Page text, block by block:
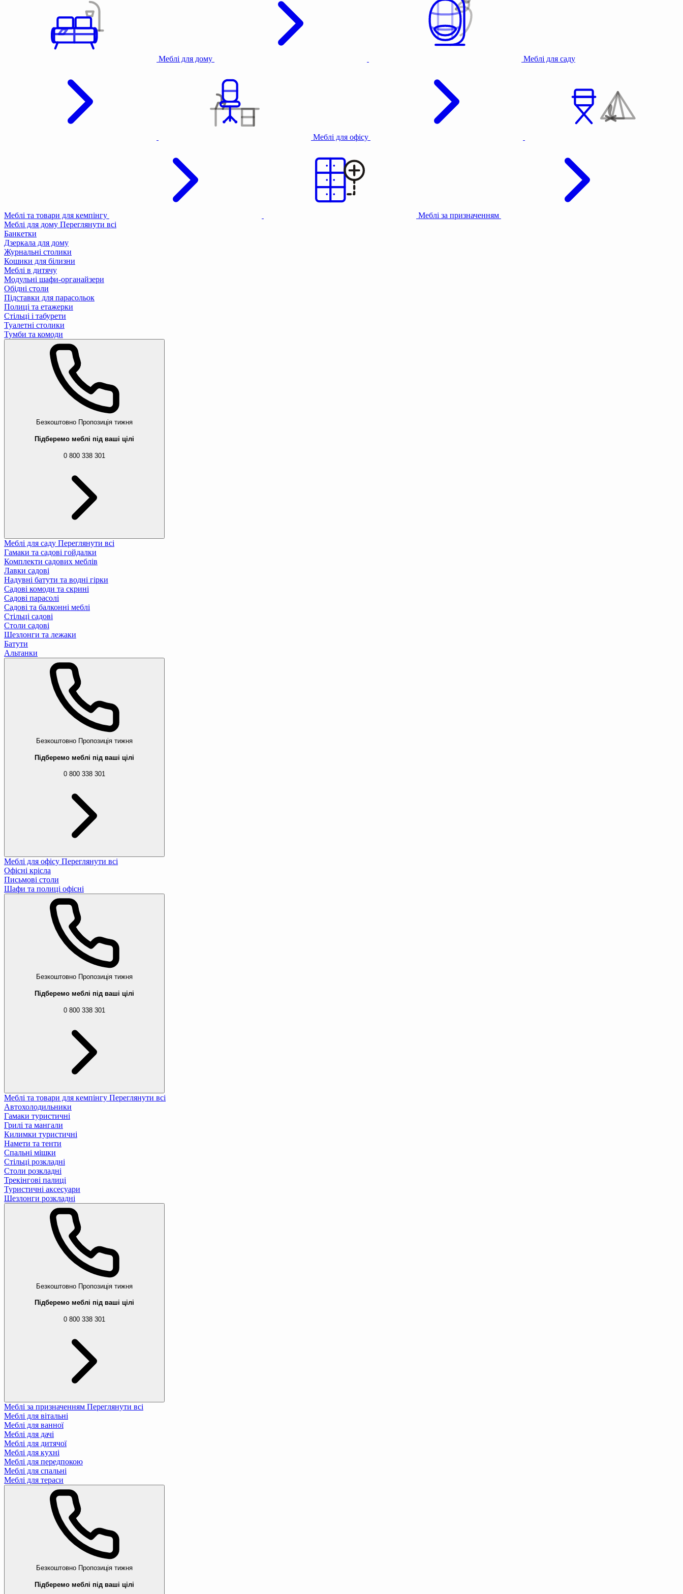
Меблі для дому Меблі для саду
Меблі для офісу
Меблі та товари для кемпінгу
Меблі за призначенням
Меблі для дому Переглянути всі
Банкетки
Дзеркала для дому
Журнальні столики
Кошики для білизни
Меблі в дитячу
Модульні шафи-органайзери
Обідні столи
Підставки для парасольок
Полиці та етажерки
Стільці і табурети
Туалетні столики
Тумби та комоди
Безкоштовно Пропозиція тижня
Підберемо меблі під ваші цілі
0 800 338 301
Меблі для саду Переглянути всі
Гамаки та садові гойдалки
Комплекти садових меблів
Лавки садові
Надувні батути та водні гірки
Садові комоди та скрині
Садові парасолі
Садові та балконні меблі
Стільці садові
Столи садові
Шезлонги та лежаки
Батути
Альтанки
Безкоштовно Пропозиція тижня
Підберемо меблі під ваші цілі
0 800 338 301
Меблі для офісу Переглянути всі
Офісні крісла
Письмові столи
Шафи та полиці офісні
Безкоштовно Пропозиція тижня
Підберемо меблі під ваші цілі
0 800 338 301
Меблі та товари для кемпінгу Переглянути всі
Автохолодильники
Гамаки туристичні
Грилі та мангали
Килимки туристичні
Намети та тенти
Спальні мішки
Стільці розкладні
Столи розкладні
Трекінгові палиці
Туристичні аксесуари
Шезлонги розкладні
Безкоштовно Пропозиція тижня
Підберемо меблі під ваші цілі
0 800 338 301
Меблі за призначенням Переглянути всі
Меблі для вітальні
Меблі для ванної
Меблі для дачі
Меблі для дитячої
Меблі для кухні
Меблі для передпокою
Меблі для спальні
Меблі для тераси
Безкоштовно Пропозиція тижня
Підберемо меблі під ваші цілі